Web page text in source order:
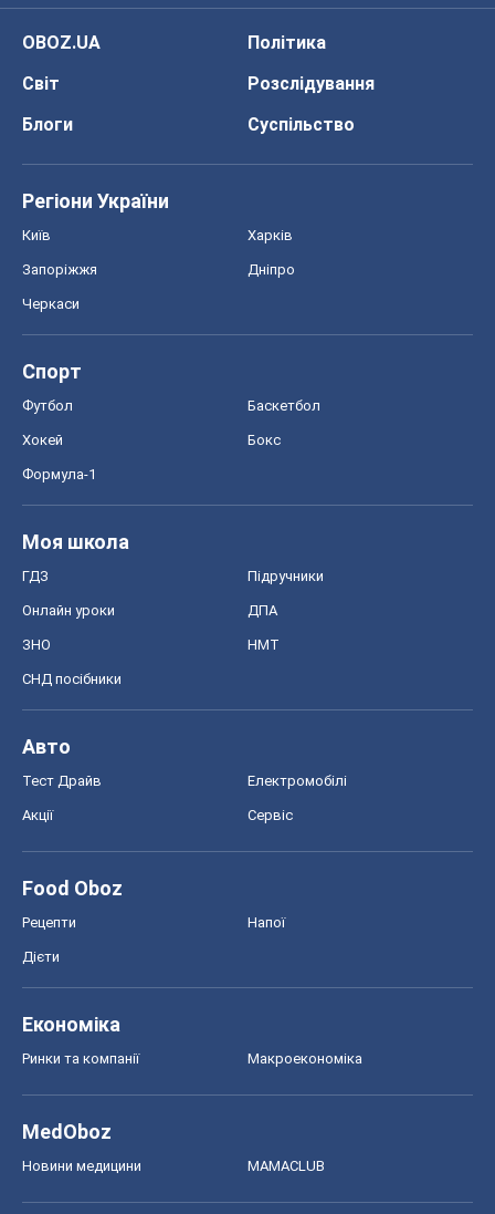
OBOZ.UA
Політика
Світ
Розслідування
Блоги
Суспільство
Регіони України
Київ Харків
Запоріжжя Дніпро
Черкаси
Спорт
Футбол Баскетбол
Хокей Бокс
Формула-1
Моя школа
ГДЗ Підручники
Онлайн уроки ДПА
ЗНО НМТ
СНД посібники
Авто
Тест Драйв Електромобілі
Акції Сервіс
Food Oboz
Рецепти Напої
Дієти
Економіка
Ринки та компанії Макроекономіка
MedOboz
Новини медицини MAMACLUB